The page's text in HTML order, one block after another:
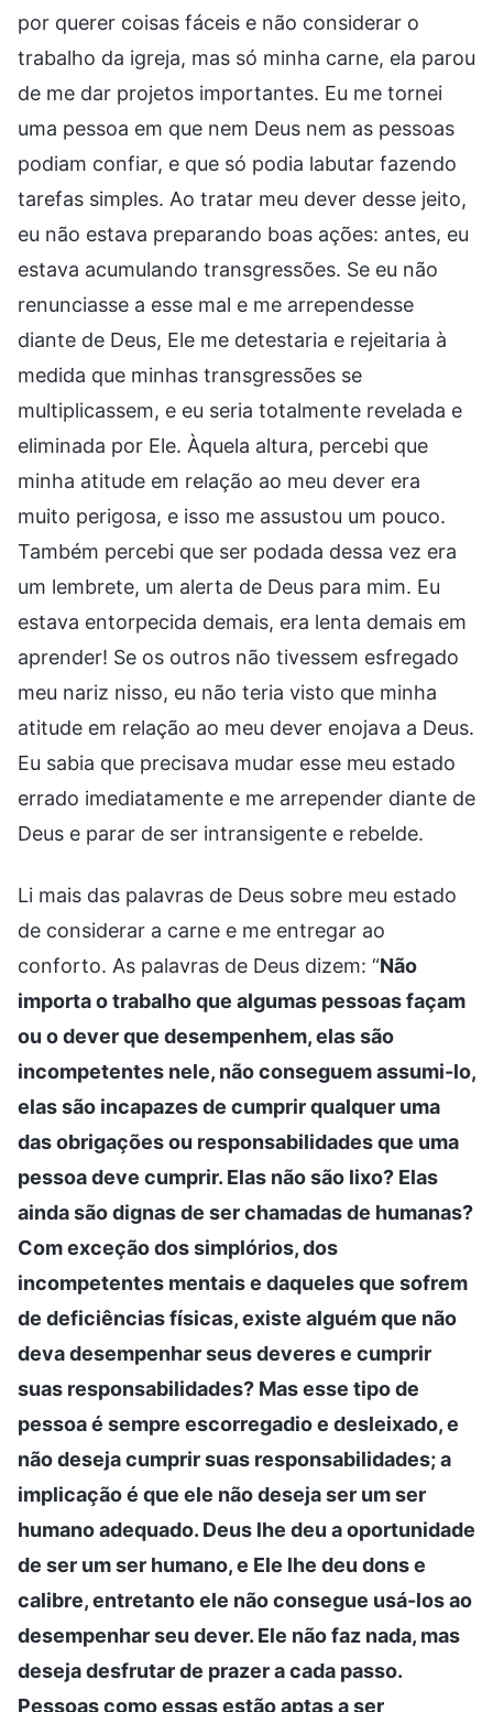
por querer coisas fáceis e não considerar o
trabalho da igreja, mas só minha carne, ela parou
de me dar projetos importantes. Eu me tornei
uma pessoa em que nem Deus nem as pessoas
podiam confiar, e que só podia labutar fazendo
tarefas simples. Ao tratar meu dever desse jeito,
eu não estava preparando boas ações: antes, eu
estava acumulando transgressões. Se eu não
renunciasse a esse mal e me arrependesse
diante de Deus, Ele me detestaria e rejeitaria à
medida que minhas transgressões se
multiplicassem, e eu seria totalmente revelada e
eliminada por Ele. Àquela altura, percebi que
minha atitude em relação ao meu dever era
muito perigosa, e isso me assustou um pouco.
Também percebi que ser podada dessa vez era
um lembrete, um alerta de Deus para mim. Eu
estava entorpecida demais, era lenta demais em
aprender! Se os outros não tivessem esfregado
meu nariz nisso, eu não teria visto que minha
atitude em relação ao meu dever enojava a Deus.
Eu sabia que precisava mudar esse meu estado
errado imediatamente e me arrepender diante de
Deus e parar de ser intransigente e rebelde.
Li mais das palavras de Deus sobre meu estado
de considerar a carne e me entregar ao
conforto. As palavras de Deus dizem: “Não
importa o trabalho que algumas pessoas façam
ou o dever que desempenhem, elas são
incompetentes nele, não conseguem assumi-lo,
elas são incapazes de cumprir qualquer uma
das obrigações ou responsabilidades que uma
pessoa deve cumprir. Elas não são lixo? Elas
ainda são dignas de ser chamadas de humanas?
Com exceção dos simplórios, dos
incompetentes mentais e daqueles que sofrem
de deficiências físicas, existe alguém que não
deva desempenhar seus deveres e cumprir
suas responsabilidades? Mas esse tipo de
pessoa é sempre escorregadio e desleixado, e
não deseja cumprir suas responsabilidades; a
implicação é que ele não deseja ser um ser
humano adequado. Deus lhe deu a oportunidade
de ser um ser humano, e Ele lhe deu dons e
calibre, entretanto ele não consegue usá-los ao
desempenhar seu dever. Ele não faz nada, mas
deseja desfrutar de prazer a cada passo.
Pessoas como essas estão aptas a ser